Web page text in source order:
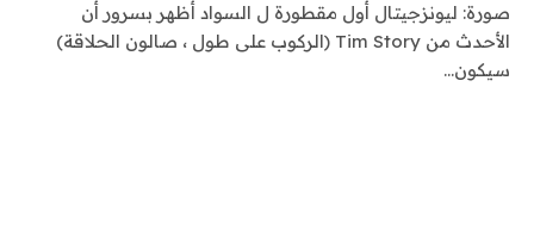
صورة: ليونزجيتال أول مقطورة ل السواد أظهر بسرور أن
الأحدث من Tim Story (الركوب على طول ، صالون الحلاقة)
سيكون…